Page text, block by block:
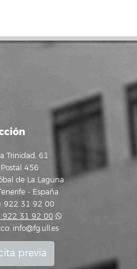
Trinidad, 61
456
de La Laguna
- España
922 31 92 00
922 31 92 00
info@fg.ull.es
previa